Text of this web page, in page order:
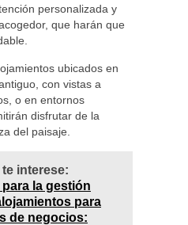
personalizada y
que harán que
ubicados en
con vistas a
o en entornos
disfrutar de la
del paisaje.
interese:
la gestión
para
de negocios: